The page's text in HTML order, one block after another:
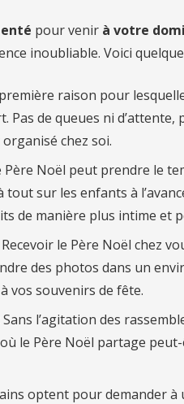
pour venir à votre
inoubliable. Voici
raison pour
de queues ni d’attente,
chez soi.
Père Noël peut prendre le
tout sur les enfants à
de manière plus intime et
Recevoir le Père Noël chez
des photos dans un
vos souvenirs de fête.
Sans l’agitation des
le Père Noël partage
optent pour demander à